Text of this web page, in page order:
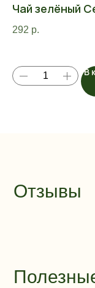
Чай зелёный
292 р.
В
Отзывы